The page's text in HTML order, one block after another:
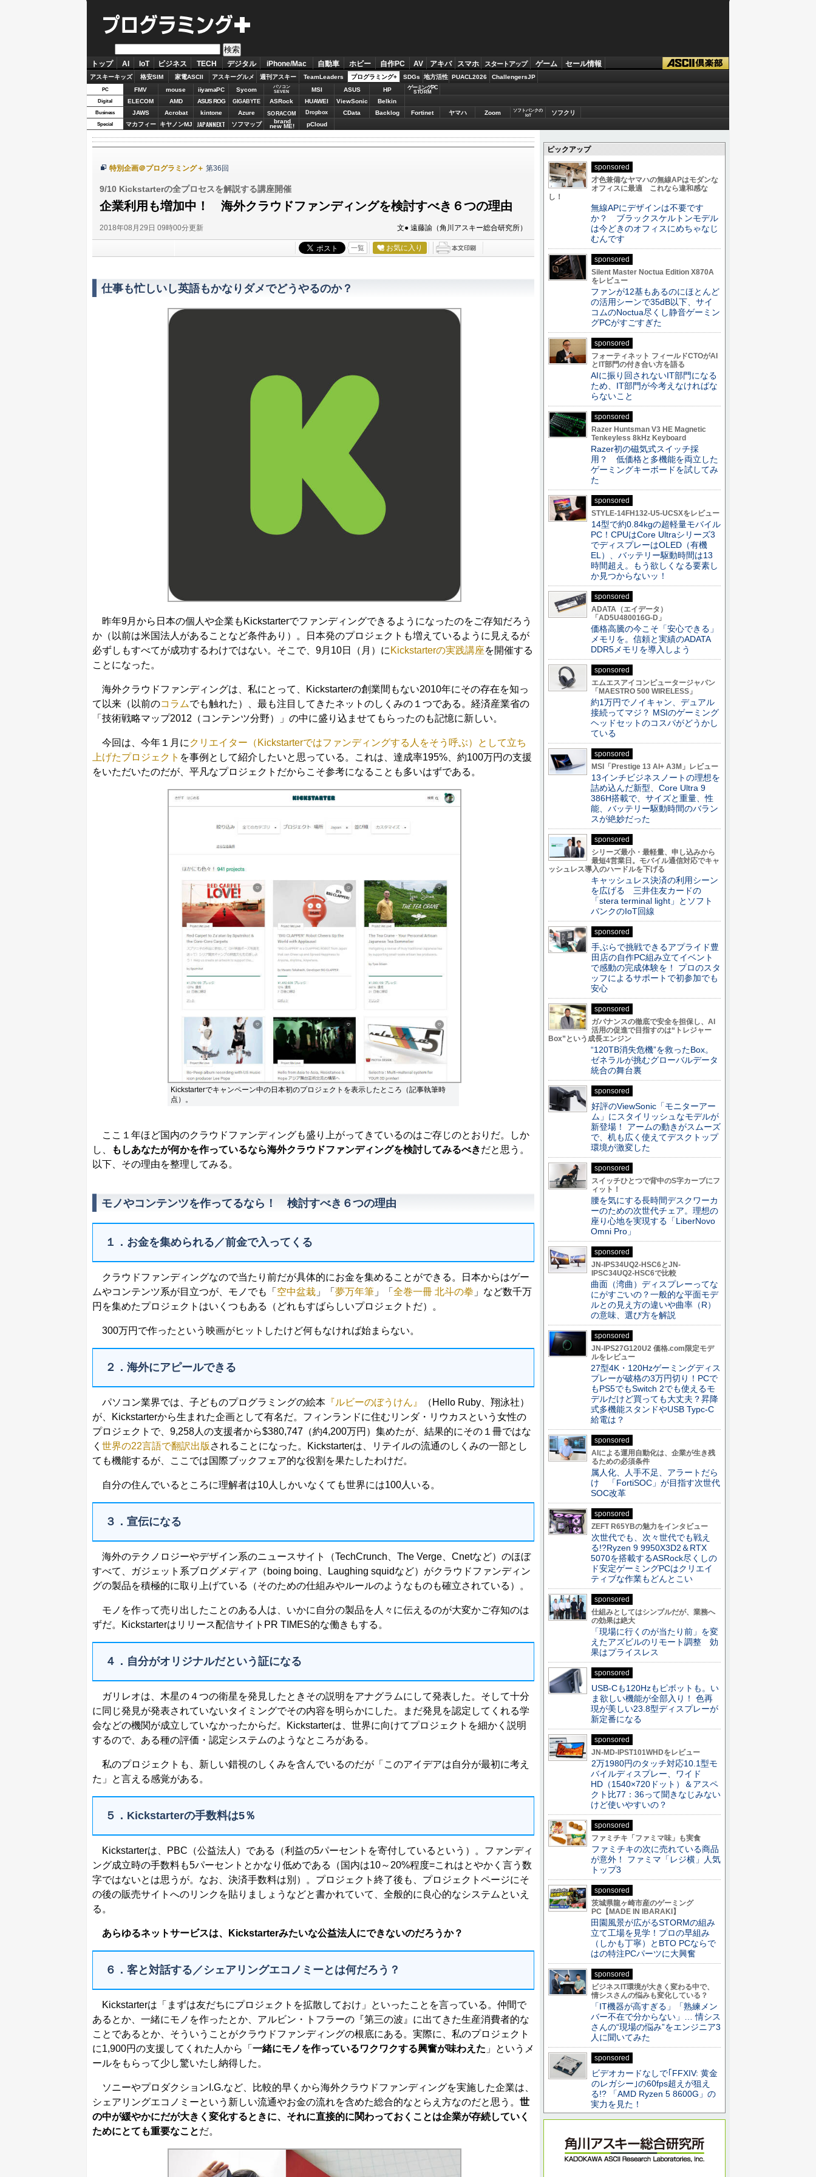
トップ AI IoT ビジネス TECH デジタル iPhone/Mac 自動車 ホビー 自作PC AV アキバ スマホ スタートアップ ゲーム セール情報
アスキーキッズ 格安SIM 家電ASCII アスキーグルメ 週刊アスキー TeamLeaders プログラミング+ SDGs 地方活性 PUACL2026 ChallengersJP
PC FMV mouse iiyamaPC Sycom
パソコン
SEVEN
MSI ASUS HP ゲーミングPC
STORM
Digital ELECOM AMD ASUS ROG GIGABYTE ASRock HUAWEI ViewSonic Belkin
Business JAWS Acrobat kintone Azure SORACOM Dropbox CData Backlog Fortinet ヤマハ Zoom
ソフトバンクの
IoT
ソフクリ
Special マカフィー キヤノンMJ JAPANNEXT ソフマップ brand
new ME! pCloud
特別企画＠プログラミング＋ 第36回
9/10 Kickstarterの全プロセスを解説する講座開催
企業利用も増加中！ 海外クラウドファンディングを検討すべき６つの理由
2018年08月29日 09時00分更新 文● 遠藤諭（角川アスキー総合研究所）
一覧 お気に入り
仕事も忙しいし英語もかなりダメでどうやるのか？
昨年9月から日本の個人や企業もKickstarterでファンディングできるようになったのをご存知だろう
か（以前は米国法人があることなど条件あり）。日本発のプロジェクトも増えているように見えるが
必ずしもすべてが成功するわけではない。そこで、9月10日（月）に Kickstarterの実践講座を開催する
ことになった。
海外クラウドファンディングは、私にとって、Kickstarterの創業間もない2010年にその存在を知っ
て以来（以前のコラムでも触れた）、最も注目してきたネットのしくみの１つである。経済産業省の
「技術戦略マップ2012（コンテンツ分野）」の中に盛り込ませてもらったのも記憶に新しい。
今回は、今年１月に クリエイター（Kickstarterではファンディングする人をそう呼ぶ）として立ち
上げたプロジェクト を事例として紹介したいと思っている。これは、達成率195%、約100万円の支援
をいただいたのだが、平凡なプロジェクトだからこそ参考になることも多いはずである。
Kickstarterでキャンペーン中の日本初のプロジェクトを表示したところ（記事執筆時
点）。
ここ１年ほど国内のクラウドファンディングも盛り上がってきているのはご存じのとおりだ。しか
し、
もしあなたが何かを作っているなら海外クラウドファンディングを検討してみるべきだと思う。
以下、その理由を整理してみる。
モノやコンテンツを作ってるなら！ 検討すべき６つの理由
１．お金を集められる／前金で入ってくる
クラウドファンディングなので当たり前だが具体的にお金を集めることができる。日本からはゲー
ムやコンテンツ系が目立つが、モノでも「 空中盆栽 」「 夢万年筆 」「 全巻一冊 北斗の拳 」など数千万
円を集めたプロジェクトはいくつもある（どれもすばらしいプロジェクトだ）。
300万円で作ったという映画がヒットしたけど何もなければ始まらない。
２．海外にアピールできる
パソコン業界では、子どものプログラミングの絵本 『ルビーのぼうけん』
（Hello Ruby、翔泳社）
が、Kickstarterから生まれた企画として有名だ。フィンランドに住むリンダ・リウカスという女性の
プロジェクトで、9,258人の支援者から$380,747（約4,200万円）集めたが、結果的にその１冊ではな
く 世界の22言語で翻訳出版 されることになった。Kickstarterは、リテイルの流通のしくみの一部とし
ても機能するが、ここでは国際ブックフェア的な役割を果たしたわけだ。
自分の住んでいるところに理解者は10人しかいなくても世界には100人いる。
３．宣伝になる
海外のテクノロジーやデザイン系のニュースサイト（TechCrunch、The Verge、Cnetなど）のほぼ
すべて、ガジェット系ブログメディア（boing boing、Laughing squidなど）がクラウドファンディン
グの製品を積極的に取り上げている（そのための仕組みやルールのようなものも確立されている）。
モノを作って売り出したことのある人は、いかに自分の製品を人々に伝えるのが大変かご存知のは
ずだ。Kickstarterはリリース配信サイトPR TIMES的な働きもする。
４．自分がオリジナルだという証になる
ガリレオは、木星の４つの衛星を発見したときその説明をアナグラムにして発表した。そして十分
に同じ発見が発表されていないタイミングでその内容を明らかにした。まだ発見を認定してくれる学
会などの機関が成立していなかったからだ。Kickstarterは、世界に向けてプロジェクトを細かく説明
するので、ある種の評価・認定システムのようなところがある。
私のプロジェクトも、新しい錯視のしくみを含んでいるのだが「このアイデアは自分が最初に考え
た」と言える感覚がある。
５．Kickstarterの手数料は5％
Kickstarterは、PBC（公益法人）である（利益の5パーセントを寄付しているという）。ファンディ
ング成立時の手数料も5パーセントとかなり低めである（国内は10～20%程度=これはとやかく言う数
字ではないとは思うが。なお、決済手数料は別）。プロジェクト終了後も、プロジェクトページにそ
の後の販売サイトへのリンクを貼りましょうなどと書かれていて、全般的に良心的なシステムといえ
る。
あらゆるネットサービスは、Kickstarterみたいな公益法人にできないのだろうか？
６．客と対話する／シェアリングエコノミーとは何だろう？
Kickstarterは「まずは友だちにプロジェクトを拡散しておけ」といったことを言っている。仲間で
あるとか、一緒にモノを作ったとか、アルビン・トフラーの『第三の波』に出てきた生産消費者的な
ことであるとか、そういうことがクラウドファンディングの根底にある。実際に、私のプロジェクト
に1,900円の支援してくれた人から「 一緒にモノを作っているワクワクする興奮が味わえた 」というメ
ールをもらって少し驚いたし納得した。
ソニーやプロダクションI.G.など、比較的早くから海外クラウドファンディングを実施した企業は、
シェアリングエコノミーという新しい流通やお金の流れを含めた総合的なとらえ方なのだと思う。 世
の中が緩やかにだが大きく変化するときに、それに直接的に関わっておくことは企業が存続していく
ためにとても重要なことだ。
ピックアップ
sponsored
才色兼備なヤマハの無線APはモダンな
オフィスに最適 これなら違和感な
し！
無線APにデザインは不要です
か？ ブラックスケルトンモデル
は今どきのオフィスにめちゃなじ
むんです
sponsored
Silent Master Noctua Edition X870A
をレビュー
ファンが12基もあるのにほとんど
の活用シーンで35dB以下、サイ
コムのNoctua尽くし静音ゲーミン
グPCがすごすぎた
sponsored
フォーティネット フィールドCTOがAI
とIT部門の付き合い方を語る
AIに振り回されないIT部門になる
ため、IT部門が今考えなければな
らないこと
sponsored
Razer Huntsman V3 HE Magnetic
Tenkeyless 8kHz Keyboard
Razer初の磁気式スイッチ採
用？ 低価格と多機能を両立した
ゲーミングキーボードを試してみ
た
sponsored
STYLE-14FH132-U5-UCSXをレビュー
14型で約0.84kgの超軽量モバイル
PC！CPUはCore Ultraシリーズ3
でディスプレーはOLED（有機
EL）、バッテリー駆動時間は13
時間超え。もう欲しくなる要素し
か見つからないッ！
sponsored
ADATA（エイデータ）
「AD5U480016G-D」
価格高騰の今こそ「安心できる」
メモリを。信頼と実績のADATA
DDR5メモリを導入しよう
sponsored
エムエスアイコンピュータージャパン
「MAESTRO 500 WIRELESS」
約1万円でノイキャン、デュアル
接続ってマジ？ MSIのゲーミング
ヘッドセットのコスパがどうかし
ている
sponsored
MSI「Prestige 13 AI+ A3M」レビュー
13インチビジネスノートの理想を
詰め込んだ新型、Core Ultra 9
386H搭載で、サイズと重量、性
能、バッテリー駆動時間のバラン
スが絶妙だった
sponsored
シリーズ最小・最軽量、申し込みから
最短4営業日。モバイル通信対応でキャ
ッシュレス導入のハードルを下げる
キャッシュレス決済の利用シーン
を広げる 三井住友カードの
「stera terminal light」とソフト
バンクのIoT回線
sponsored
手ぶらで挑戦できるアプライド豊
田店の自作PC組み立てイベント
で感動の完成体験を！ プロのスタ
ッフによるサポートで初参加でも
安心
sponsored
ガバナンスの徹底で安全を担保し、AI
活用の促進で目指すのは“トレジャー
Box”という成長エンジン
“120TB消失危機”を救ったBox。
ゼネラルが挑むグローバルデータ
統合の舞台裏
sponsored
好評のViewSonic「モニターアー
ム」にスタイリッシュなモデルが
新登場！ アームの動きがスムーズ
で、机も広く使えてデスクトップ
環境が激変した
sponsored
スイッチひとつで背中のS字カーブにフ
ィット！
腰を気にする長時間デスクワーカ
ーのための次世代チェア。理想の
座り心地を実現する「LiberNovo
Omni Pro」
sponsored
JN-IPS34UQ2-HSC6とJN-
IPSC34UQ2-HSC6で比較
曲面（湾曲）ディスプレーってな
にがすごいの？一般的な平面モデ
ルとの見え方の違いや曲率（R）
の意味、選び方を解説
sponsored
JN-IPS27G120U2 価格.com限定モデ
ルをレビュー
27型4K・120Hzゲーミングディス
プレーが破格の3万円切り！PCで
もPS5でもSwitch 2でも使えるモ
デルだけど買っても大丈夫？昇降
式多機能スタンドやUSB Typc-C
給電は？
sponsored
AIによる運用自動化は、企業が生き残
るための必須条件
属人化、人手不足、アラートだら
け 「FortiSOC」が目指す次世代
SOC改革
sponsored
ZEFT R65YBの魅力をインタビュー
次世代でも、次々世代でも戦え
る!?Ryzen 9 9950X3D2＆RTX
5070を搭載するASRock尽くしの
ド安定ゲーミングPCはクリエイ
ティブな作業もどんとこい
sponsored
仕組みとしてはシンプルだが、業務へ
の効果は絶大
「現場に行くのが当たり前」を変
えたアズビルのリモート調整 効
果はプライスレス
sponsored
USB-Cも120Hzもピボットも。い
ま欲しい機能が全部入り！ 色再
現が美しい23.8型ディスプレーが
新定番になる
sponsored
JN-MD-IPST101WHDをレビュー
2万1980円のタッチ対応10.1型モ
バイルディスプレー、ワイド
HD（1540×720ドット）＆アスペ
クト比77：36って聞きなじみない
けど使いやすいの？
sponsored
ファミチキ「ファミマ味」も実食
ファミチキの次に売れている商品
が意外！ ファミマ「レジ横」人気
トップ3
sponsored
茨城県龍ヶ崎市産のゲーミング
PC【MADE IN IBARAKI】
田園風景が広がるSTORMの組み
立て工場を見学！プロの早組み
（しかも丁寧）とBTO PCならで
はの特注PCパーツに大興奮
sponsored
ビジネスIT環境が大きく変わる中で、
情シスさんの悩みも変化している？
「IT機器が高すぎる」「熟練メン
バー不在で分からない」… 情シス
さんの“現場の悩み”をエンジニア3
人に聞いてみた
sponsored
ビデオカードなしで｢FFXIV: 黄金
のレガシー｣の60fps超えが狙え
る!? 「AMD Ryzen 5 8600G」の
実力を見た！